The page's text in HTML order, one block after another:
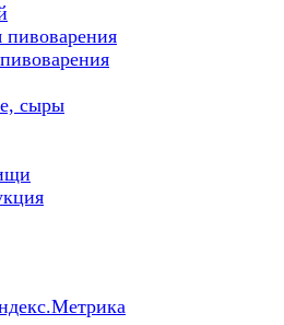
пивоварения
сыры